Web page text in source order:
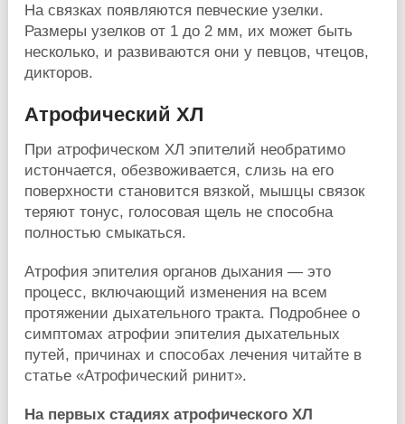
На связках появляются певческие узелки.
Размеры узелков от 1 до 2 мм, их может быть
несколько, и развиваются они у певцов, чтецов,
дикторов.
Атрофический ХЛ
При атрофическом ХЛ эпителий необратимо
истончается, обезвоживается, слизь на его
поверхности становится вязкой, мышцы связок
теряют тонус, голосовая щель не способна
полностью смыкаться.
Атрофия эпителия органов дыхания — это
процесс, включающий изменения на всем
протяжении дыхательного тракта. Подробнее о
симптомах атрофии эпителия дыхательных
путей, причинах и способах лечения читайте в
статье «Атрофический ринит».
На первых стадиях атрофического ХЛ